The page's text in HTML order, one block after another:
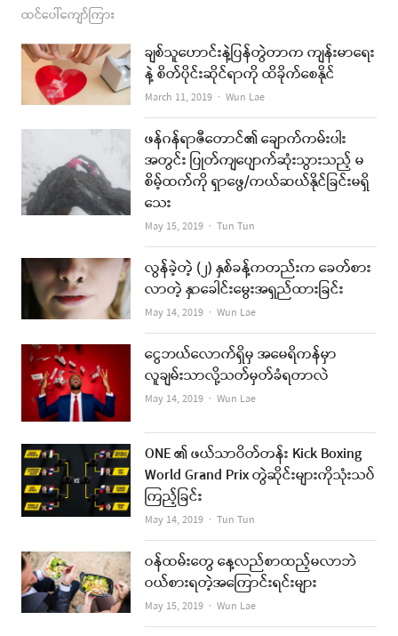
ထင်ပေါ်ကျော်ကြား
ချစ်သူဟောင်းနဲ့ပြန်တွဲတာက ကျန်းမာရေး
နဲ့ စိတ်ပိုင်းဆိုင်ရာကို ထိခိုက်စေနိုင်
March 11, 2019 Author
Wun Lae
ဖန်ဂန်ရာဇီတောင်၏ ချောက်ကမ်းပါး
အတွင်း ပြုတ်ကျပျောက်ဆုံးသွားသည့် မ
စိမ့်ထက်ကို ရှာဖွေ/ကယ်ဆယ်နိုင်ခြင်းမရှိ
သေး
May 15, 2019 Author
Tun Tun
လွန်ခဲ့တဲ့ (၂) နှစ်ခန့်ကတည်းက ခေတ်စား
လာတဲ့ နှာခေါင်းမွေးအရှည်ထားခြင်း
May 14, 2019 Author
Wun Lae
ငွေဘယ်လောက်ရှိမှ အမေရိကန်မှာ
လူချမ်းသာလို့သတ်မှတ်ခံရတာလဲ
May 14, 2019 Author
Wun Lae
ONE ၏ ဖယ်သာဝိတ်တန်း Kick Boxing
World Grand Prix တွဲဆိုင်းများကိုသုံးသပ်
ကြည့်ခြင်း
May 14, 2019 Author
Tun Tun
ဝန်ထမ်းတွေ နေ့လည်စာထည့်မလာဘဲ
ဝယ်စားရတဲ့အကြောင်းရင်းများ
May 15, 2019 Author
Wun Lae